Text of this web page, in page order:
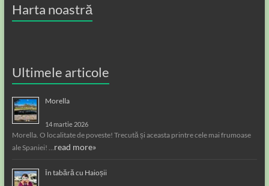
Harta noastră
Ultimele articole
Morella
14 martie 2026
Morella. O localitate de poveste! Trecută și aceasta printre cele mai frumoase
ale Spaniei! … read more»
În tabără cu Haioșii